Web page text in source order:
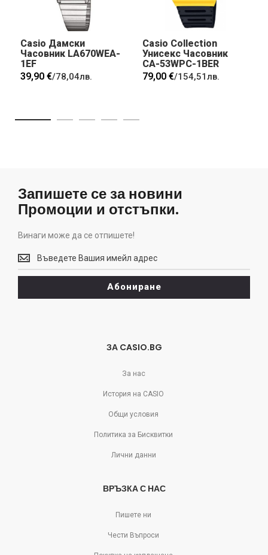
Casio Дамски
Часовник LA670WEA-
1EF
39,90 €/78,04лв.
Casio Collection
Унисекс Часовник
CA-53WPC-1BER
79,00 €/154,51лв.
Запишете се за новини
Промоции и отстъпки.
Винаги може да се отпишете!
Винаги
може
да
отпишете!
Абониране
ЗА CASIO.BG
За нас
История на CASIO
Общи условия
Политика за Бисквитки
Лични данни
ВРЪЗКА С НАС
Пишете ни
Чести Въпроси